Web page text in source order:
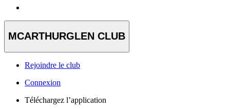
MCARTHURGLEN CLUB
Rejoindre le club
Connexion
Téléchargez l’application